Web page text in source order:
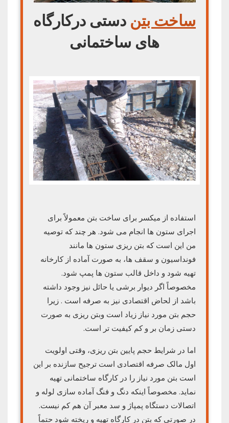
ساخت بتن دستی درکارگاه
های ساختمانی
استفاده از میکسر برای ساخت بتن معمولاً برای
اجرای ستون ها انجام می شود. هر چند که توصیه
من این است که بتن ریزی ستون ها مانند
فونداسیون و سقف ها، به صورت آماده از کارخانه
تهیه شود و داخل قالب ستون ها پمپ شود.
مخصوصاً اگر دیوار برشی یا حائل نیز وجود داشته
باشد از لحاض اقتصادی نیز به صرفه است . زیرا
حجم بتن مورد نیاز زیاد است وبتن ریزی به صورت
دستی زمان بر و کم کیفیت تر است.
اما در شرایط حجم پایین بتن ریزی، وقتی اولویت
اول مالک صرفه اقتصادی است ترجیح سازنده بر این
است بتن مورد نیاز را در کارگاه ساختمانی تهیه
نماید. مخصوصاً اینکه دنگ و فنگ آماده سازی لوله و
اتصالات دستگاه پمپاژ و سد معبر آن هم کم نیست.
در صورتی که بتن در کارگاه تهیه و ریخته شود حتماً